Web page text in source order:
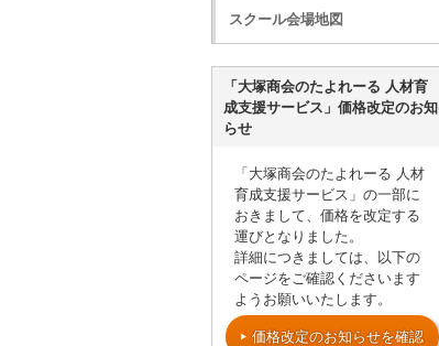
スクール会場地図
「大塚商会のたよれーる 人材育
成支援サービス」価格改定のお知
らせ
「大塚商会のたよれーる 人材
育成支援サービス」の一部に
おきまして、価格を改定する
運びとなりました。
詳細につきましては、以下の
ページをご確認くださいます
ようお願いいたします。
価格改定のお知らせを確認